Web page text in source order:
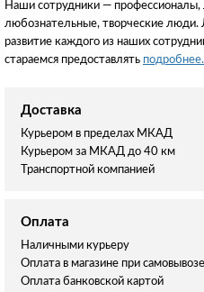
Наши сотрудники —
любознательные, творческие люди.
развитие каждого из наших
стараемся предоставлять
Доставка
Курьером в пределах МКАД
Курьером за МКАД до 40 км
Транспортной компанией
Оплата
Наличными курьеру
Оплата в магазине при самовывозе
Оплата банковской картой